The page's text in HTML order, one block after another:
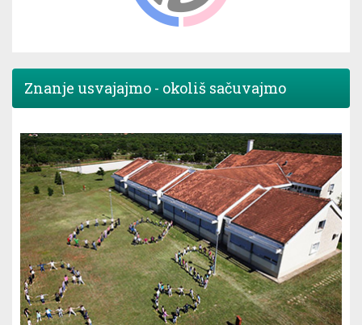
Znanje usvajajmo - okoliš sačuvajmo